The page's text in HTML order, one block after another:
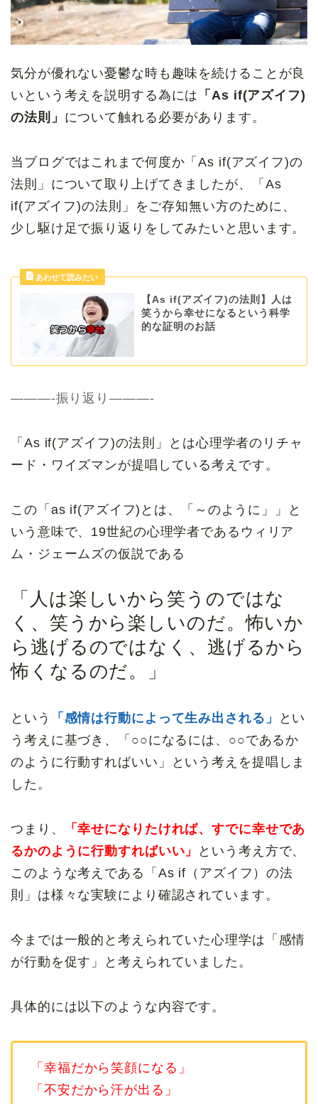
気分が優れない憂鬱な時も趣味を続けることが良
いという考えを説明する為には 「As if(アズイフ)
の法則」 について触れる必要があります。
当ブログではこれまで何度か「As if(アズイフ)の
法則」について取り上げてきましたが、「As
if(アズイフ)の法則」をご存知無い方のために、
少し駆け足で振り返りをしてみたいと思います。
【As if(アズイフ)の法則】人は
笑うから幸せになるという科学
的な証明のお話
———-振り返り———-
「As if(アズイフ)の法則」とは心理学者のリチャ
ード・ワイズマンが提唱している考えです。
この「as if(アズイフ)とは、「～のように」」と
いう意味で、19世紀の心理学者であるウィリア
ム・ジェームズの仮説である
「人は楽しいから笑うのではな
く、笑うから楽しいのだ。怖いか
ら逃げるのではなく、逃げるから
怖くなるのだ。」
という 「感情は行動によって生み出される」
とい
う考えに基づき、「○○になるには、○○であるか
のように行動すればいい」という考えを提唱しま
した。
つまり、
「幸せになりたければ、すでに幸せであ
るかのように行動すればいい」
という考え方で、
このような考えである「As if（アズイフ）の法
則」は様々な実験により確認されています。
今までは一般的と考えられていた心理学は「感情
が行動を促す」と考えられていました。
具体的には以下のような内容です。
「幸福だから笑顔になる」
「不安だから汗が出る」